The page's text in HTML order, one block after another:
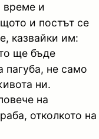
време и
и постът се
казвайки им:
ще бъде
пагуба, не само
ни.
на
отколкото на